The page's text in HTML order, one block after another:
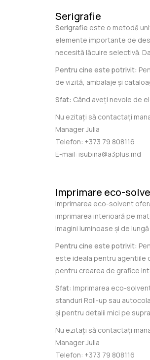
Serigrafie
Serigrafie este o metodă
elemente importante de
necesită lăcuire selectivă.
Pentru cine este potrivit:
de vizită, ambalaje și
Sfat: Când aveți nevoie de
Nu ezitați să contactați
Manager Julia
Telefon: +373 79 808116
E-mail: isubina@a3plus.md
Imprimare eco-
Imprimarea eco-solvent
imprimarea interioară pe
imagini luminoase și de
Pentru cine este potrivit:
este ideala pentru agentiile
pentru crearea de grafice
Sfat: Imprimarea eco-
standuri Roll-up sau
și pentru detalii mici pe
Nu ezitați să contactați
Manager Julia
Telefon: +373 79 808116